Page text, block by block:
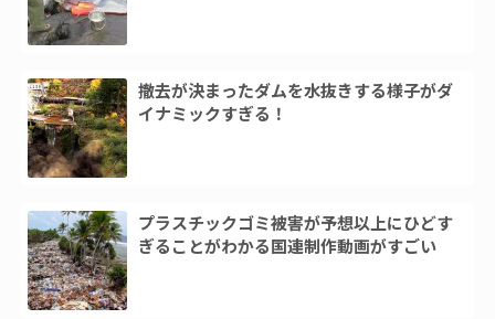
撤去が決まったダムを水抜きする様子がダ
イナミックすぎる！
プラスチックゴミ被害が予想以上にひどす
ぎることがわかる国連制作動画がすごい